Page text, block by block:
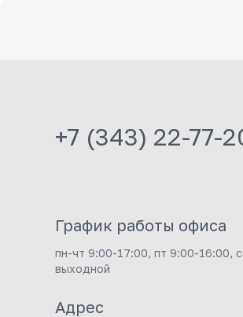
+7 (343) 22-77-
График работы офиса
пн-чт 9:00-17:00, пт 9:00-16:00,
выходной
Адрес